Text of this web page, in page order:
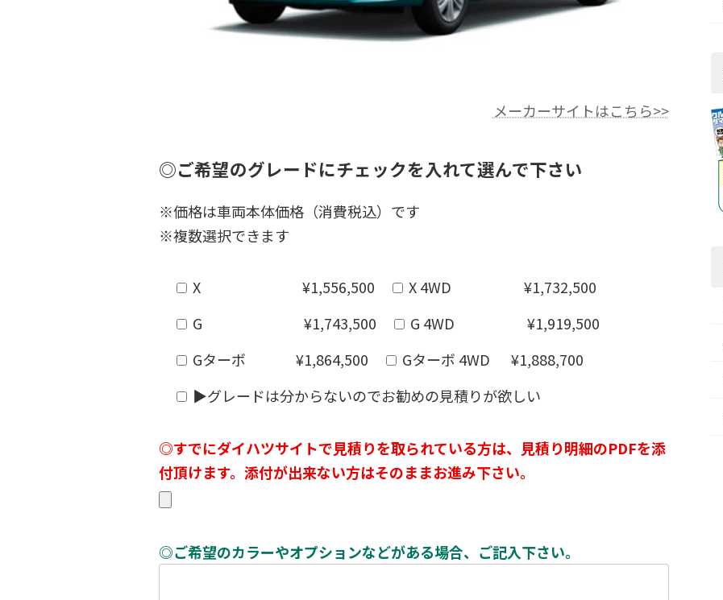
メーカーサイトはこちら>>
◎ご希望のグレードにチェックを入れて選んで下さい
※価格は車両本体価格（消費税込）です
※複数選択できます
X ¥1,556,500
X 4WD ¥1,732,500
G ¥1,743,500
G 4WD ¥1,919,500
Gターボ ¥1,864,500
Gターボ 4WD ¥1,888,700
▶グレードは分からないのでお勧めの見積りが欲しい
◎すでにダイハツサイトで見積りを取られている方は、見積り明細のPDFを添
付頂けます。添付が出来ない方はそのままお進み下さい。
◎ご希望のカラーやオプションなどがある場合、ご記入下さい。